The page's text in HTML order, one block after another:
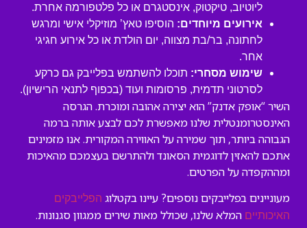
ליוטיוב, טיקטוק, אינסטגרם או כל פלטפורמה אחרת.
אירועים מיוחדים: הוסיפו טאץ’ מוזיקלי אישי ומרגש
לחתונה, בר/בת מצווה, יום הולדת או כל אירוע חגיגי
אחר.
שימוש מסחרי: תוכלו להשתמש בפלייבק גם כרקע
לסרטוני תדמית, פרסומות ועוד (בכפוף לתנאי הרישיון).
השיר “אופק אדנק” הוא יצירה אהובה ומוכרת. הגרסה
האינסטרומנטלית שלנו מאפשרת לכם לבצע אותה ברמה
הגבוהה ביותר, תוך שמירה על האווירה המקורית. אנו מזמינים
אתכם להאזין לדוגמית הסאונד ולהתרשם בעצמכם מהאיכות
ומההקפדה על הפרטים.
מעוניינים בפלייבקים נוספים? עיינו בקטלוג הפלייבקים
האיכותיים המלא שלנו, שכולל מאות שירים ממגוון סגנונות.